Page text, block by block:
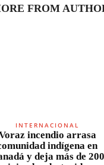
FROM
INTERNACIONAL
incendio arrasa
indígena en
y deja más de 200